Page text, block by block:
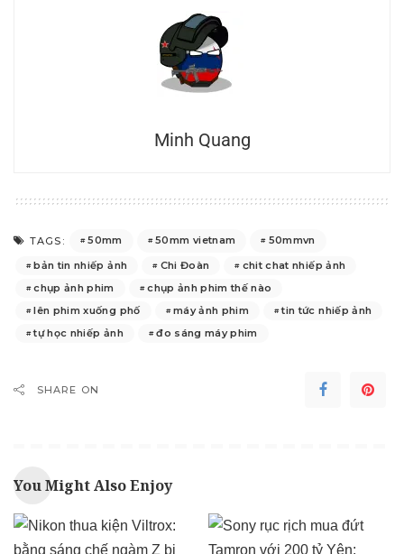
Minh Quang
TAGS: 50mm 50mm vietnam
50mmvn
bản tin nhiếp ảnh
Chi Đoàn
chit chat nhiếp ảnh
chụp ảnh phim
chụp ảnh phim thế nào
lên phim xuống phố
máy ảnh phim
tin tức nhiếp ảnh
tự học nhiếp ảnh
đo sáng máy phim
SHARE ON
You Might Also Enjoy